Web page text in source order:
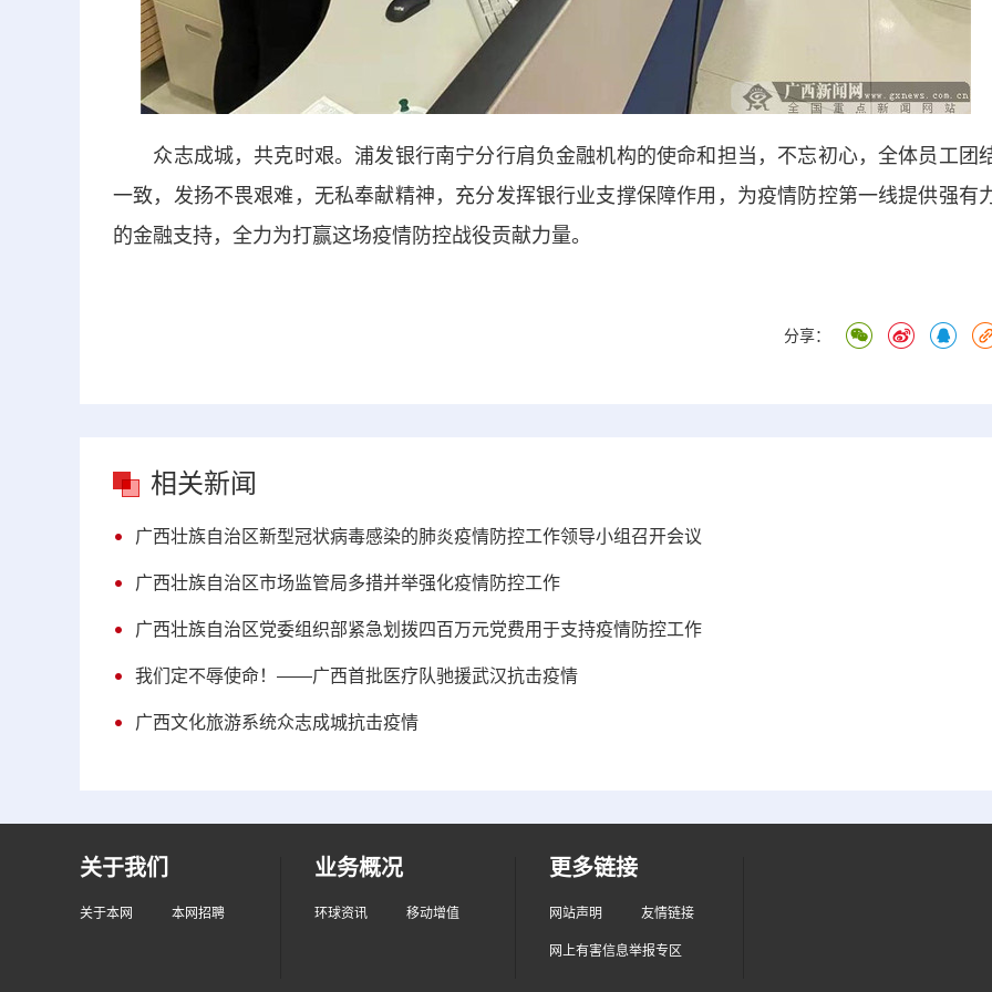
众志成城，共克时艰。浦发银行南宁分行肩负金融机构的使命和担当，不忘初心，全体员工团
一致，发扬不畏艰难，无私奉献精神，充分发挥银行业支撑保障作用，为疫情防控第一线提供强有
的金融支持，全力为打赢这场疫情防控战役贡献力量。
分享：
相关新闻
广西壮族自治区新型冠状病毒感染的肺炎疫情防控工作领导小组召开会议
广西壮族自治区市场监管局多措并举强化疫情防控工作
广西壮族自治区党委组织部紧急划拨四百万元党费用于支持疫情防控工作
我们定不辱使命！——广西首批医疗队驰援武汉抗击疫情
广西文化旅游系统众志成城抗击疫情
关于我们
关于本网 本网招聘
业务概况
环球资讯 移动增值
更多链接
网站声明 友情链接
网上有害信息举报专区